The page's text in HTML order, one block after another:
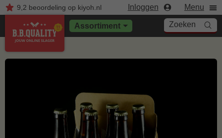
9,2 beoordelingop kiyoh.nl Inloggen Menu
Assortiment Zoeken